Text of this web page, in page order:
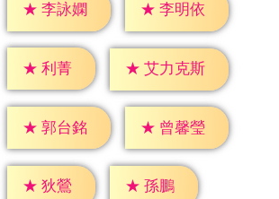
★ 李詠嫻 ★ 李明依
★ 利菁 ★ 艾力克斯
★ 郭台銘 ★ 曾馨瑩
★ 狄鶯 ★ 孫鵬